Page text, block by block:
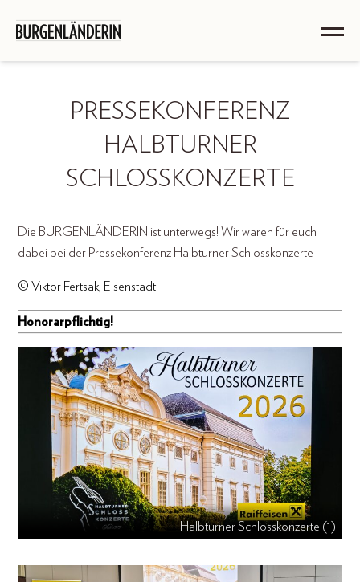
PRESSEKONFERENZ
HALBTURNER
SCHLOSSKONZERTE
Die BURGENLÄNDERIN ist unterwegs! Wir waren für euch
dabei bei der Pressekonferenz Halbturner Schlosskonzerte
© Viktor Fertsak, Eisenstadt
Honorarpflichtig!
Halbturner Schlosskonzerte (1)